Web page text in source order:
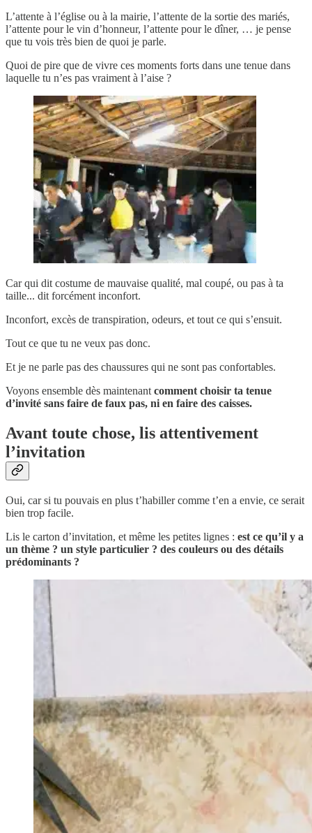
L’attente à l’église ou à la mairie, l’attente de la sortie des mariés,
l’attente pour le vin d’honneur, l’attente pour le dîner, … je pense
que tu vois très bien de quoi je parle.
Quoi de pire que de vivre ces moments forts dans une tenue dans
laquelle tu n’es pas vraiment à l’aise ?
Car qui dit costume de mauvaise qualité, mal coupé, ou pas à ta
taille... dit forcément inconfort.
Inconfort, excès de transpiration, odeurs, et tout ce qui s’ensuit.
Tout ce que tu ne veux pas donc.
Et je ne parle pas des chaussures qui ne sont pas confortables.
Voyons ensemble dès maintenant comment choisir ta tenue
d’invité sans faire de faux pas, ni en faire des caisses.
Avant toute chose, lis attentivement
l’invitation
Oui, car si tu pouvais en plus t’habiller comme t’en a envie, ce serait
bien trop facile.
Lis le carton d’invitation, et même les petites lignes : est ce qu’il y a
un thème ? un style particulier ? des couleurs ou des détails
prédominants ?